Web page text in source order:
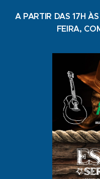
A PARTIR DAS 17H
FEIRA,